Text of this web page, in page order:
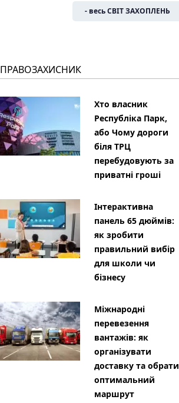
- весь СВІТ ЗАХОПЛЕНЬ
ПРАВОЗАХИСНИК
Хто власник
Республіка Парк,
або Чому дороги
біля ТРЦ
перебудовують за
приватні гроші
Інтерактивна
панель 65 дюймів:
як зробити
правильний вибір
для школи чи
бізнесу
Міжнародні
перевезення
вантажів: як
організувати
доставку та обрати
оптимальний
маршрут